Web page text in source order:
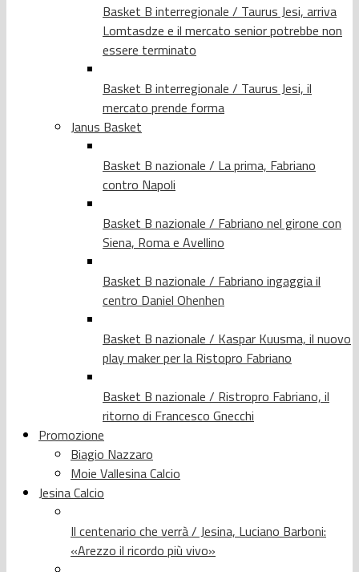
Basket B interregionale / Taurus Jesi, arriva
Lomtasdze e il mercato senior potrebbe non
essere terminato
Basket B interregionale / Taurus Jesi, il
mercato prende forma
Janus Basket
Basket B nazionale / La prima, Fabriano
contro Napoli
Basket B nazionale / Fabriano nel girone con
Siena, Roma e Avellino
Basket B nazionale / Fabriano ingaggia il
centro Daniel Ohenhen
Basket B nazionale / Kaspar Kuusma, il nuovo
play maker per la Ristopro Fabriano
Basket B nazionale / Ristropro Fabriano, il
ritorno di Francesco Gnecchi
Promozione
Biagio Nazzaro
Moie Vallesina Calcio
Jesina Calcio
Il centenario che verrà / Jesina, Luciano Barboni:
«Arezzo il ricordo più vivo»